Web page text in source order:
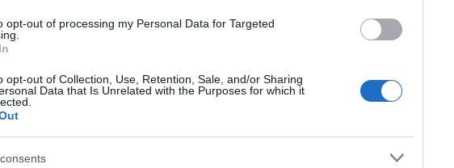
opt-out of processing my Personal Data for Targeted
opt-out of Collection, Use, Retention, Sale, and/or Sharing
Data that Is Unrelated with the Purposes for which it